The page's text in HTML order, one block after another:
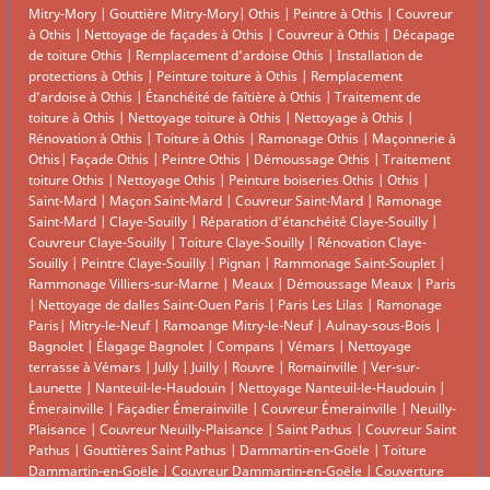
Mitry-Mory | Gouttière Mitry-Mory| Othis | Peintre à Othis | Couvreur
à Othis | Nettoyage de façades à Othis | Couvreur à Othis | Décapage
de toiture Othis | Remplacement d'ardoise Othis | Installation de
protections à Othis | Peinture toiture à Othis | Remplacement
d’ardoise à Othis | Étanchéité de faîtière à Othis | Traitement de
toiture à Othis | Nettoyage toiture à Othis | Nettoyage à Othis |
Rénovation à Othis | Toiture à Othis | Ramonage Othis | Maçonnerie à
Othis| Façade Othis | Peintre Othis | Démoussage Othis | Traitement
toiture Othis | Nettoyage Othis | Peinture boiseries Othis | Othis |
Saint-Mard | Maçon Saint-Mard | Couvreur Saint-Mard | Ramonage
Saint-Mard | Claye-Souilly | Réparation d'étanchéité Claye-Souilly |
Couvreur Claye-Souilly | Toiture Claye-Souilly | Rénovation Claye-
Souilly | Peintre Claye-Souilly | Pignan | Rammonage Saint-Souplet |
Rammonage Villiers-sur-Marne | Meaux | Démoussage Meaux | Paris
| Nettoyage de dalles Saint-Ouen Paris | Paris Les Lilas | Ramonage
Paris| Mitry-le-Neuf| Ramoange Mitry-le-Neuf| Aulnay-sous-Bois |
Bagnolet | Élagage Bagnolet | Compans | Vémars | Nettoyage
terrasse à Vémars | Jully | Juilly | Rouvre | Romainville | Ver-sur-
Launette | Nanteuil-le-Haudouin | Nettoyage Nanteuil-le-Haudouin |
Émerainville | Façadier Émerainville | Couvreur Émerainville | Neuilly-
Plaisance | Couvreur Neuilly-Plaisance | Saint Pathus | Couvreur Saint
Pathus | Gouttières Saint Pathus | Dammartin-en-Goële | Toiture
Dammartin-en-Goële | Couvreur Dammartin-en-Goële | Couverture